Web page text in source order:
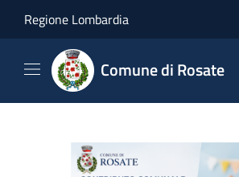
Regione Lombardia
Comune di Rosate